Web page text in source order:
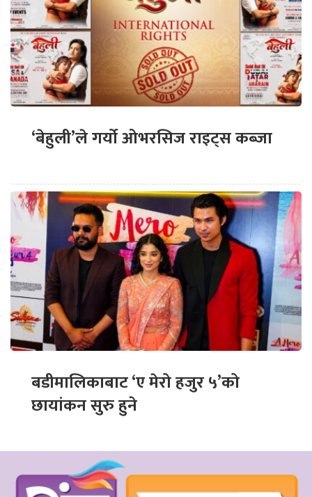
‘बेहुली’ले गर्यो ओभरसिज राइट्स कब्जा
बडीमालिकाबाट ‘ए मेरो हजुर ५’को
छायांकन सुरु हुने